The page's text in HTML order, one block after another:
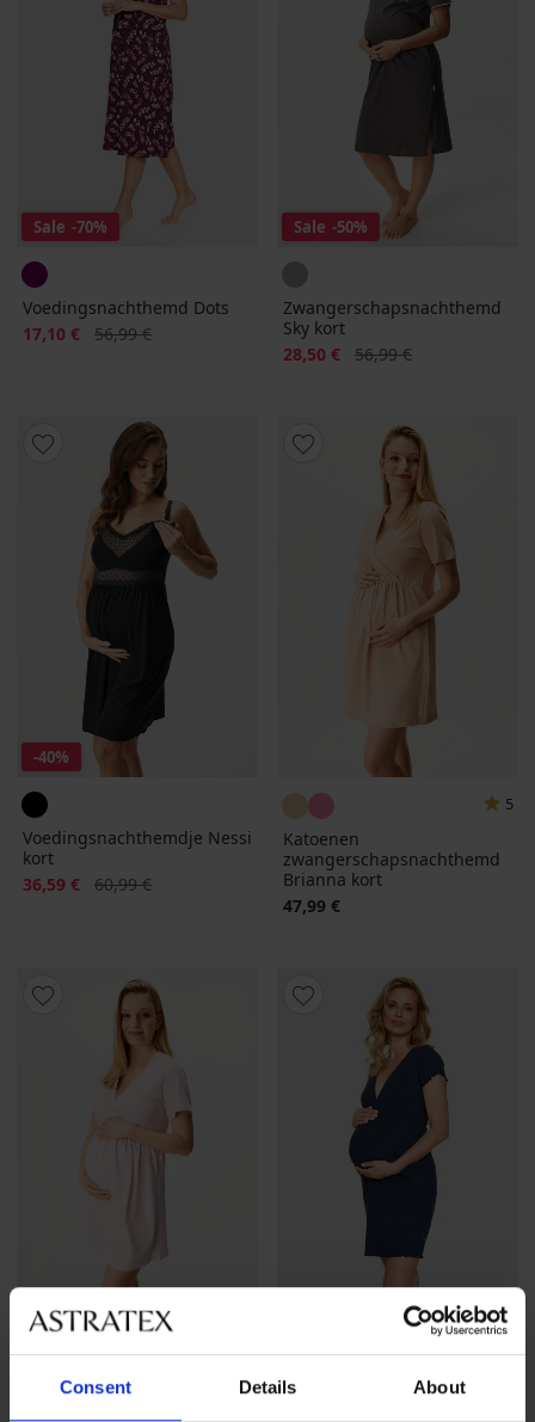
Consent Details About
Sale -70%
Voedingsnachthemd Dots
Korting
17,10 € Oorspronkelijke prijs
56,99 €
Sale -50%
Zwangerschapsnachthemd
Sky kort
Korting
28,50 € Oorspronkelijke prijs
56,99 €
-40%
Voedingsnachthemdje Nessi
kort
Korting
36,59 € Oorspronkelijke prijs
60,99 €
5
Katoenen
zwangerschapsnachthemd
Brianna kort
47,99 €
5
Katoenen
5
Katoenen